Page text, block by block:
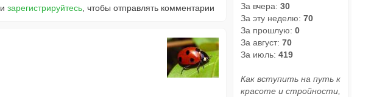
зарегистрируйтесь , чтобы отправлять комментарии
За вчера: 30
За эту неделю: 70
За прошлую: 0
За август: 70
За июль: 419
Как вступить на путь к
красоте и стройности,